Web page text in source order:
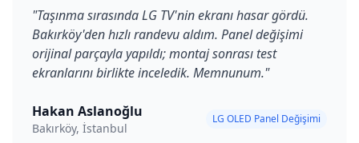
"Taşınma sırasında LG TV'nin ekranı hasar gördü.
Bakırköy'den hızlı randevu aldım. Panel değişimi
orijinal parçayla yapıldı; montaj sonrası test
ekranlarını birlikte inceledik. Memnunum."
Hakan Aslanoğlu
Bakırköy, İstanbul
LG OLED Panel Değişimi